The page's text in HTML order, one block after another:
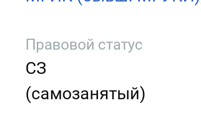
Правовой статус
СЗ
(самозанятый)